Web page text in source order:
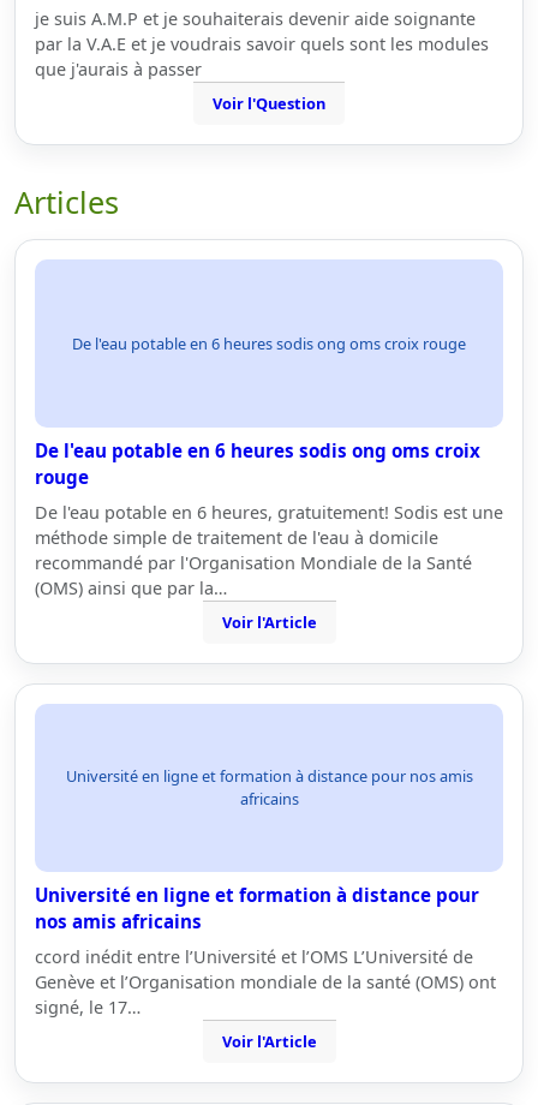
je suis A.M.P et je souhaiterais devenir aide soignante
par la V.A.E et je voudrais savoir quels sont les modules
que j'aurais à passer
Voir l'Question
Articles
De l'eau potable en 6 heures sodis ong oms croix rouge
De l'eau potable en 6 heures sodis ong oms croix
rouge
De l'eau potable en 6 heures, gratuitement! Sodis est une
méthode simple de traitement de l'eau à domicile
recommandé par l'Organisation Mondiale de la Santé
(OMS) ainsi que par la…
Voir l'Article
Université en ligne et formation à distance pour nos amis
africains
Université en ligne et formation à distance pour
nos amis africains
ccord inédit entre l’Université et l’OMS L’Université de
Genève et l’Organisation mondiale de la santé (OMS) ont
signé, le 17…
Voir l'Article